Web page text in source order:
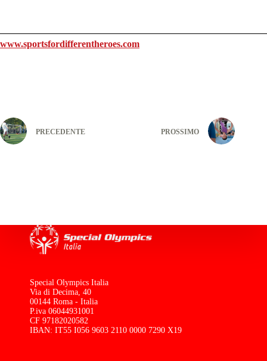
www.sportsfordifferentheroes.com
PRECEDENTE PROSSIMO
Special Olympics Italia
Via di Decima, 40
00144 Roma - Italia
P.iva 06044931001
CF 97182020582
IBAN: IT55 I056 9603 2110 0000 7290 X19